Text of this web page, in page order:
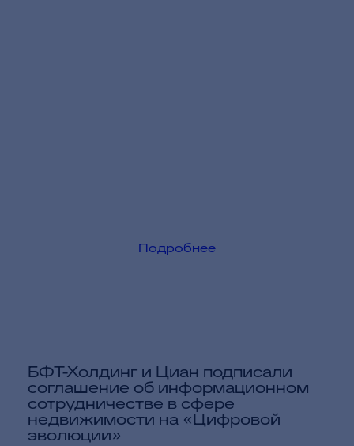
Подробнее
БФТ-Холдинг и Циан подписали
соглашение об информационном
сотрудничестве в сфере
недвижимости на «Цифровой
эволюции»